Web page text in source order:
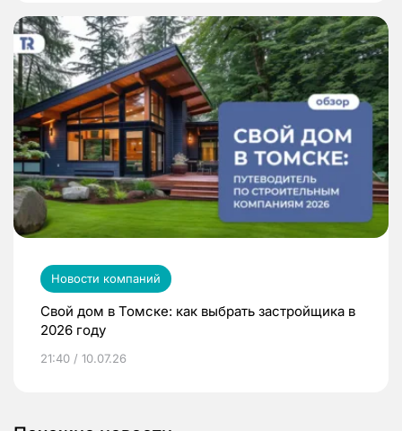
Новости компаний
Свой дом в Томске: как выбрать застройщика в
2026 году
21:40 / 10.07.26